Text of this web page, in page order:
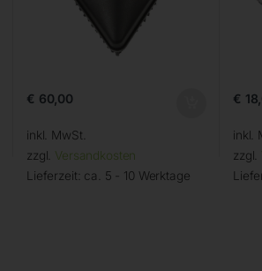
€ 60,00
inkl. MwSt.
zzgl. Versandkosten
Lieferzeit: ca. 5 - 10 Werktage
€
inkl.
zzgl.